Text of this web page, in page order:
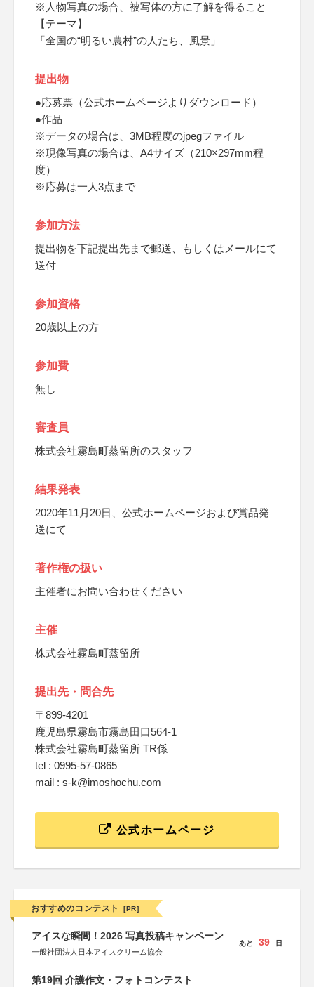
※人物写真の場合、被写体の方に了解を得ること
【テーマ】
「全国の“明るい農村”の人たち、風景」
提出物
●応募票（公式ホームページよりダウンロード）
●作品
※データの場合は、3MB程度のjpegファイル
※現像写真の場合は、A4サイズ（210×297mm程
度）
※応募は一人3点まで
参加方法
提出物を下記提出先まで郵送、もしくはメールにて
送付
参加資格
20歳以上の方
参加費
無し
審査員
株式会社霧島町蒸留所のスタッフ
結果発表
2020年11月20日、公式ホームページおよび賞品発
送にて
著作権の扱い
主催者にお問い合わせください
主催
株式会社霧島町蒸留所
提出先・問合先
〒899-4201
鹿児島県霧島市霧島田口564-1
株式会社霧島町蒸留所 TR係
tel : 0995-57-0865
mail : s-k@imoshochu.com
公式ホームページ
おすすめのコンテスト [PR]
アイスな瞬間！2026 写真投稿キャンペーン
一般社団法人日本アイスクリーム協会
あと 39 日
第19回 介護作文・フォトコンテスト